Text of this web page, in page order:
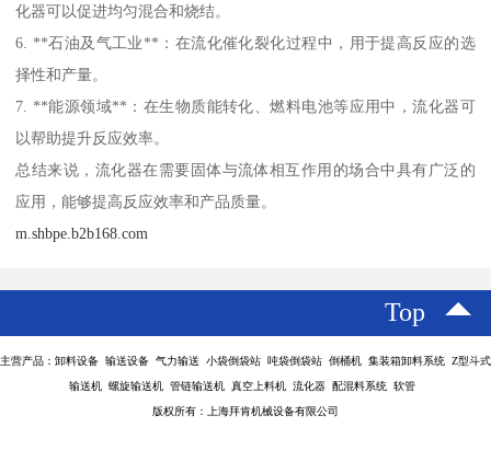
化器可以促进均匀混合和烧结。
6. **石油及气工业**：在流化催化裂化过程中，用于提高反应的选
择性和产量。
7. **能源领域**：在生物质能转化、燃料电池等应用中，流化器可
以帮助提升反应效率。
总结来说，流化器在需要固体与流体相互作用的场合中具有广泛的
应用，能够提高反应效率和产品质量。
m.shbpe.b2b168.com
Top
主营产品：卸料设备 输送设备 气力输送 小袋倒袋站 吨袋倒袋站 倒桶机 集装箱卸料系统 Z型斗式
输送机 螺旋输送机 管链输送机 真空上料机 流化器 配混料系统 软管
版权所有：上海拜肯机械设备有限公司